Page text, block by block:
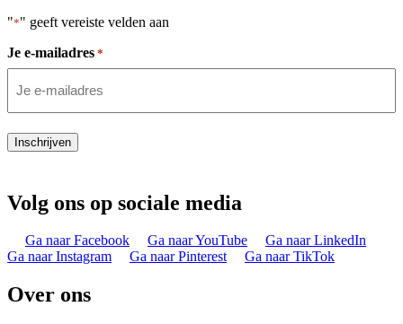
"*" geeft vereiste velden aan
Je e-mailadres *
Inschrijven
Volg ons op sociale media
Ga naar Facebook Ga naar YouTube
Ga naar LinkedIn
Ga naar Instagram
Ga naar Pinterest Ga naar TikTok
Over ons